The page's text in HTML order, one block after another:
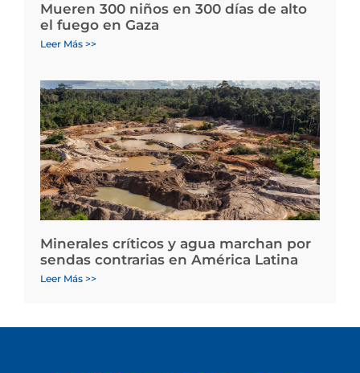
Mueren 300 niños en 300 días de alto
el fuego en Gaza
Leer Más >>
Minerales críticos y agua marchan por
sendas contrarias en América Latina
Leer Más >>